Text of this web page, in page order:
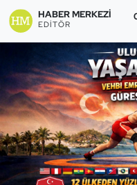
HABER MERKEZI
EDITÖR
Buz Hokeyi
Buz Pateni
Çim Hokeyi
Cimnastik
Curling